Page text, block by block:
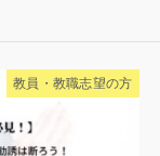
教員・教職志望の方